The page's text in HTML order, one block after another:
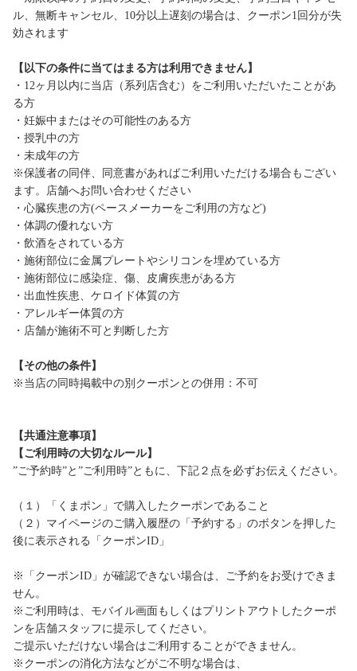
ル、無断キャンセル、10分以上遅刻の場合は、クーポン1回分が失
効されます
【以下の条件に当てはまる方は利用できません】
・12ヶ月以内に当店（系列店含む）をご利用いただいたことがあ
る方
・妊娠中またはその可能性のある方
・授乳中の方
・未成年の方
※保護者の同伴、同意書があればご利用いただける場合もござい
ます。店舗へお問い合わせください
・心臓疾患の方(ペースメーカーをご利用の方など)
・体調の優れない方
・飲酒をされている方
・施術部位に金属プレートやシリコンを埋めている方
・施術部位に感染症、傷、皮膚疾患がある方
・出血性疾患、ケロイド体質の方
・アレルギー体質の方
・店舗が施術不可と判断した方
【その他の条件】
※当店の同時掲載中の別クーポンとの併用：不可
【共通注意事項】
【ご利用時の大切なルール】
”ご予約時”と”ご利用時”ともに、下記２点を必ずお伝えください。
（１）「くまポン」で購入したクーポンであること
（２）マイページのご購入履歴の「予約する」のボタンを押した
後に表示される「クーポンID」
※「クーポンID」が確認できない場合は、ご予約をお受けできま
せん。
※ご利用時は、モバイル画面もしくはプリントアウトしたクーポ
ンを店舗スタッフに提示してください。
ご提示いただけない場合はご利用することができません。
※クーポンの消化方法などがご不明な場合は、